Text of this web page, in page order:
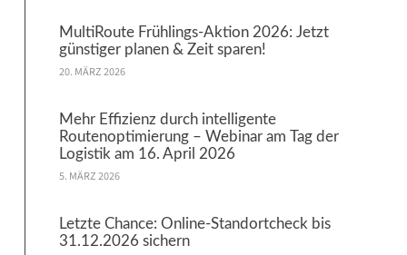
MultiRoute Frühlings-Aktion 2026: Jetzt
günstiger planen & Zeit sparen!
20. MÄRZ 2026
Mehr Effizienz durch intelligente
Routenoptimierung – Webinar am Tag der
Logistik am 16. April 2026
5. MÄRZ 2026
Letzte Chance: Online-Standortcheck bis
31.12.2026 sichern